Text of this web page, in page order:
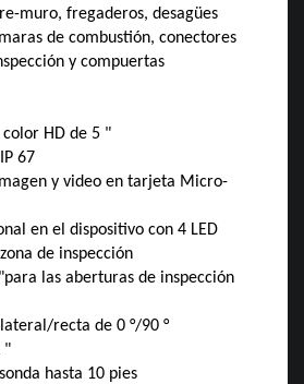
muro, fregaderos, desagües
de combustión, conectores
y compuertas
HD de 5 "
67
y video en tarjeta Micro-
en el dispositivo con 4 LED
de inspección
las aberturas de inspección
recta de 0 °/90 °
"
hasta 10 pies